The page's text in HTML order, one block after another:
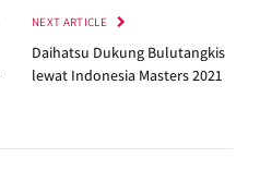
NEXT ARTICLE
Daihatsu Dukung Bulutangkis
lewat Indonesia Masters 2021